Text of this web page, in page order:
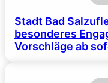
Stadt Bad
besonderes
Vorschläge ab